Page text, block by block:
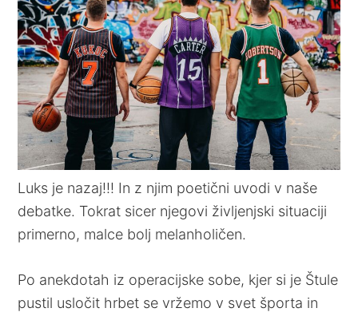
Luks je nazaj!!! In z njim poetični uvodi v naše
debatke. Tokrat sicer njegovi življenjski situaciji
primerno, malce bolj melanholičen.
Po anekdotah iz operacijske sobe, kjer si je Štule
pustil usločit hrbet se vržemo v svet športa in